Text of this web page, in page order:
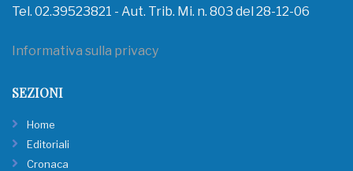
Tel. 02.39523821 - Aut. Trib. Mi. n. 803 del 28-12-06
Informativa sulla privacy
SEZIONI
Home
Editoriali
Cronaca